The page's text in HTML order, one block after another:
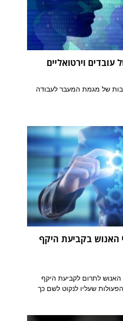
של מגמת המעבר לעבודה
בקביעת היקף
האנוש לתרום לקביעת היקף